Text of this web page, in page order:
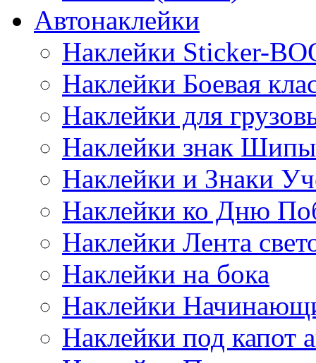
Автонаклейки
Наклейки Sticker-
Наклейки Боевая
Наклейки для
Наклейки знак Шипы
Наклейки и Знаки
Наклейки ко Дню
Наклейки Лента
Наклейки на бока
Наклейки
Наклейки под капот